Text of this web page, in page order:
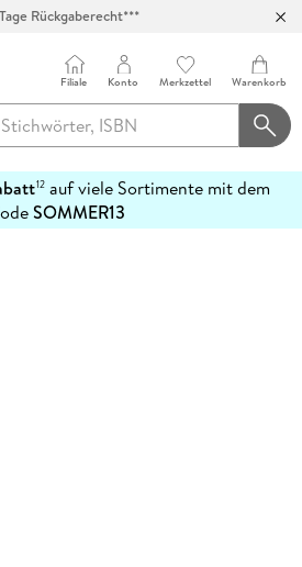
Rückgaberecht***
Filiale Konto Merkzettel Warenkorb
12auf viele Sortimente mit dem
SOMMER13